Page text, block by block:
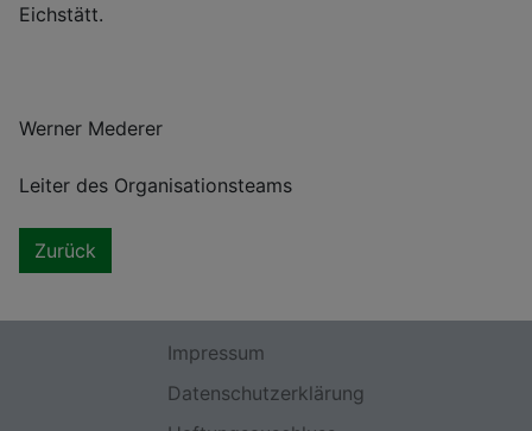
Eichstätt.
Werner Mederer
Leiter des Organisationsteams
Zurück
Impressum
Datenschutzerklärung